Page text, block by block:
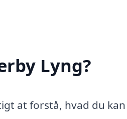
Lyng?
at forstå, hvad du kan